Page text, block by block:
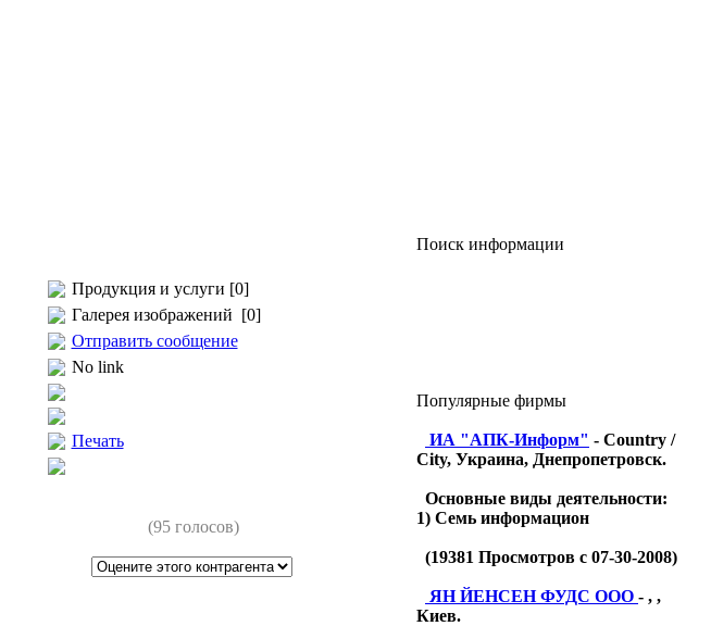
Продукция и услуги [0]
Галерея изображений [0]
Отправить сообщение
No link
Печать
(95 голосов)
Поиск информации
Популярные фирмы
ИА "АПК-Информ" - Country /
City, Украина, Днепропетровск.
Основные виды деятельности:
1) Семь информацион
(19381 Просмотров с 07-30-2008)
ЯН ЙЕНСЕН ФУДС ООО - , ,
Киев.